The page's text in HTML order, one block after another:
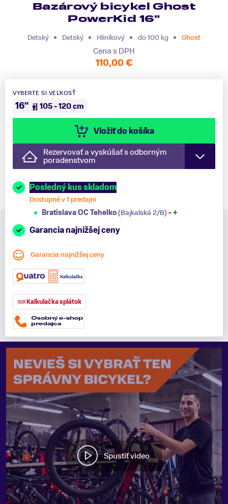
Bazárový bicykel Ghost
PowerKid 16"
Detský Detský Hliníkový do 100 kg Ghost
Cena s DPH
110,00 €
VYBERTE SI VEĽKOSŤ
16" 105 - 120 cm
Vložiť do košíka
Rezervovať a vyskúšať s odborným
poradenstvom
Posledný kus skladom
Dostupné v 1 predajni
Bratislava OC Tehelko(Bajkalská 2/B) -+
Garancia najnižšej ceny
Garancia najnižšej ceny
Kalkulačka splátok
Spustiť video